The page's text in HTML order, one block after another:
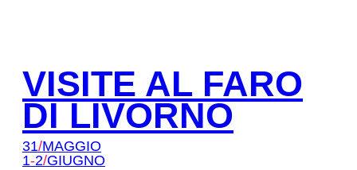
VISITE AL FARO
DI LIVORNO
31/MAGGIO
1-2/GIUGNO